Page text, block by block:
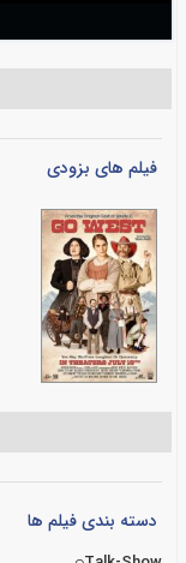
فیلم های بزودی
دسته بندی فیلم ها